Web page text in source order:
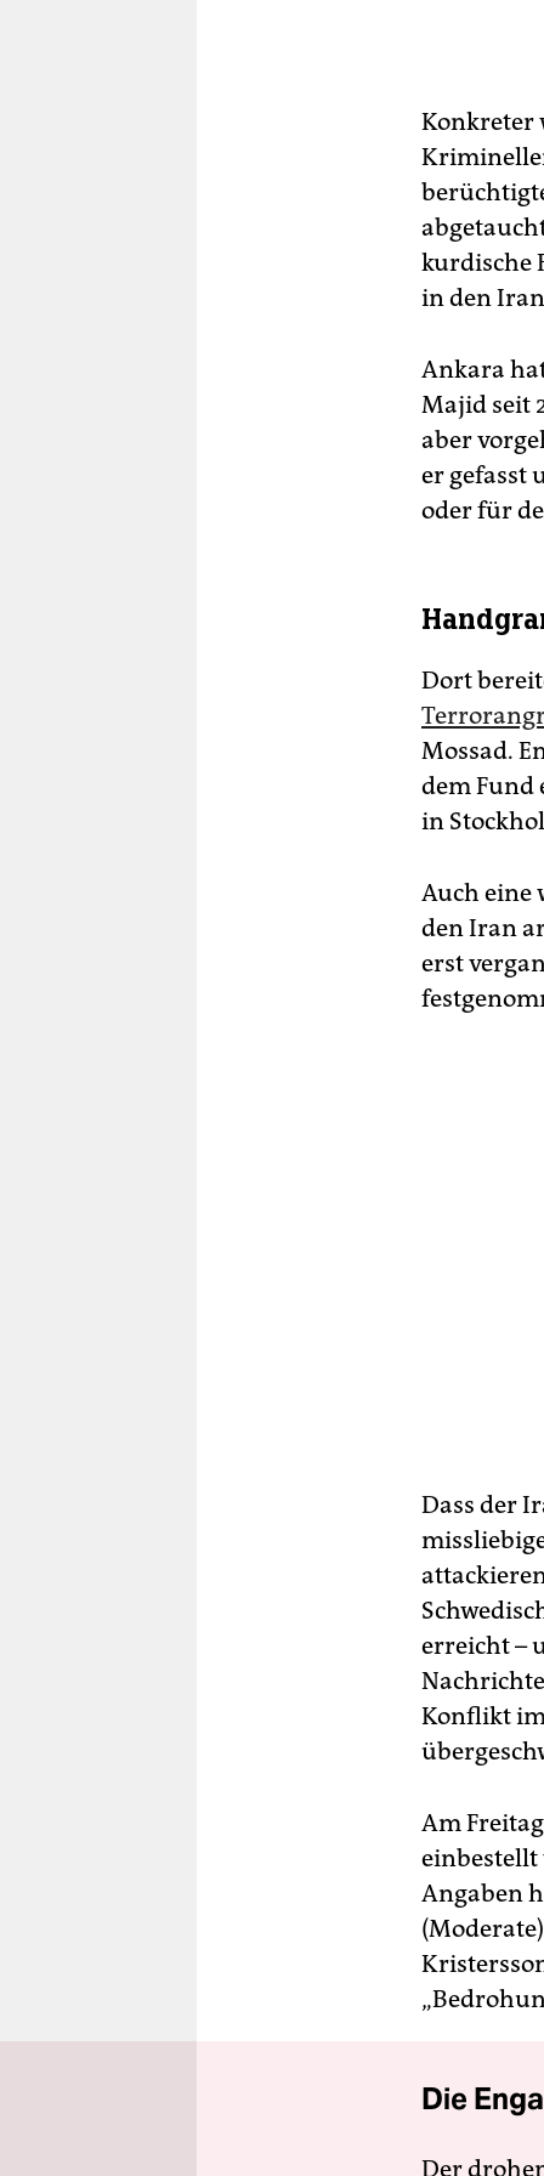
Konkreter
kurdische
in den
Ankara
Majid seit
aber
er gefasst
oder für
Dort
Mossad.
dem Fund
in
Auch eine
den Iran
erst
Dass der
erreicht –
Konflikt im
Am
einbestellt
Angaben
Die
Der